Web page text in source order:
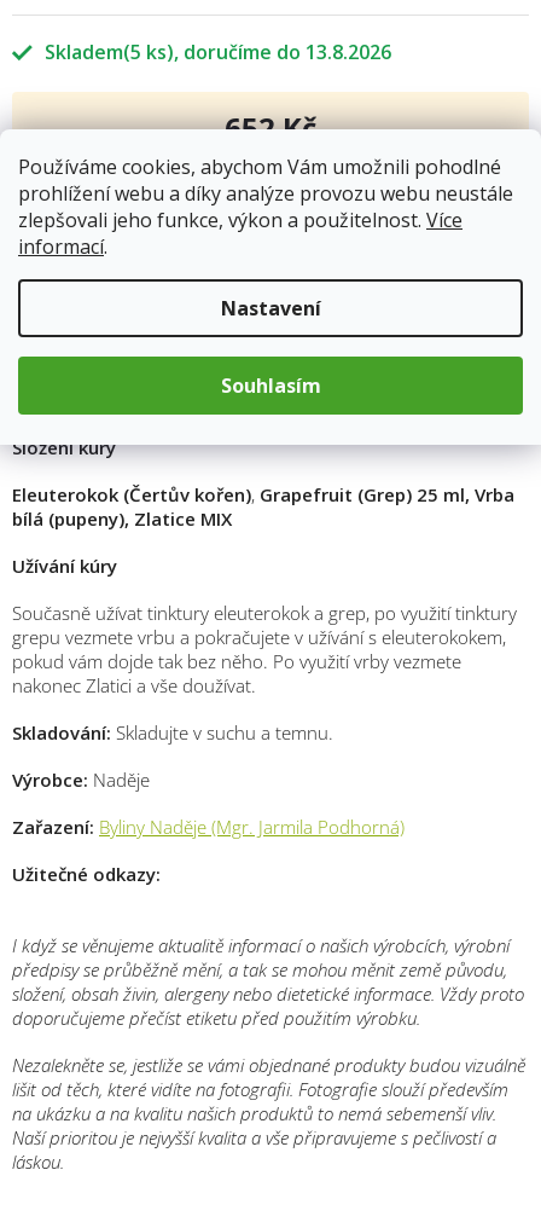
Používáme cookies, abychom Vám umožnili pohodlné
prohlížení webu a díky analýze provozu webu neustále
zlepšovali jeho funkce, výkon a použitelnost. Více
informací.
Nastavení
Souhlasím
Kód produktu: 7051
Skladem(5 ks) 13.8.2026
652 Kč
cena:
Přidat do košíku
Složení kúry
Eleuterokok (Čertův kořen), Grapefruit (Grep) 25 ml, Vrba
bílá (pupeny), Zlatice MIX
Užívání kúry
Současně užívat tinktury eleuterokok a grep, po využití tinktury
grepu vezmete vrbu a pokračujete v užívání s eleuterokokem,
pokud vám dojde tak bez něho. Po využití vrby vezmete
nakonec Zlatici a vše doužívat.
Skladování: Skladujte v suchu a temnu.
Výrobce: Naděje
Zařazení: Byliny Naděje (Mgr. Jarmila Podhorná)
Užitečné odkazy:
I když se věnujeme aktualitě informací o našich výrobcích, výrobní
předpisy se průběžně mění, a tak se mohou měnit země původu,
složení, obsah živin, alergeny nebo dietetické informace. Vždy proto
doporučujeme přečíst etiketu před použitím výrobku.
Nezalekněte se, jestliže se vámi objednané produkty budou vizuálně
lišit od těch, které vidíte na fotografii. Fotografie slouží především
na ukázku a na kvalitu našich produktů to nemá sebemenší vliv.
Naší prioritou je nejvyšší kvalita a vše připravujeme s pečlivostí a
láskou.